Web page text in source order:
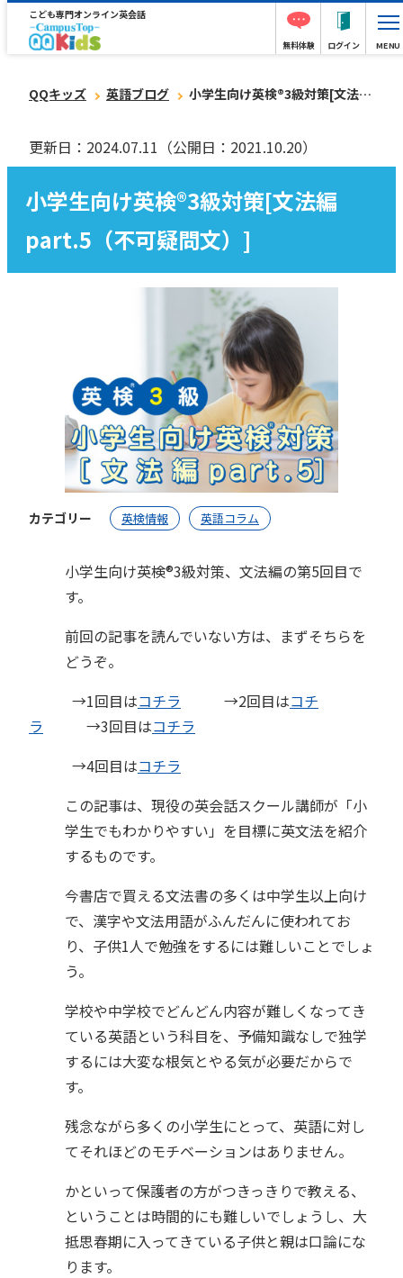
こども専門オンライン英会話
無料体験 ログイン MENU
QQキッズ 英語ブログ 小学生向け英検®︎3級対策[文法編part.5（不可疑問文）]
更新日：2024.07.11 （公開日：2021.10.20）
小学生向け英検®︎3級対策[文法編
part.5（不可疑問文）]
カテゴリー 英検情報 英語コラム
小学生向け英検®︎3級対策、文法編の第5回目で
す。
前回の記事を読んでいない方は、まずそちらを
どうぞ。
→1回目はコチラ →2回目はコチ
ラ →3回目はコチラ
→4回目はコチラ
この記事は、現役の英会話スクール講師が「小
学生でもわかりやすい」を目標に英文法を紹介
するものです。
今書店で買える文法書の多くは中学生以上向け
で、漢字や文法用語がふんだんに使われてお
り、子供1人で勉強をするには難しいことでしょ
う。
学校や中学校でどんどん内容が難しくなってき
ている英語という科目を、予備知識なしで独学
するには大変な根気とやる気が必要だからで
す。
残念ながら多くの小学生にとって、英語に対し
てそれほどのモチベーションはありません。
かといって保護者の方がつきっきりで教える、
ということは時間的にも難しいでしょうし、大
抵思春期に入ってきている子供と親は口論にな
ります。